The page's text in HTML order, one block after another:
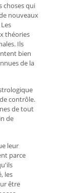
choses qui
nouveaux
théories
Ils
bien
de la
contrôle.
de tout
de
leur
parce
les
être